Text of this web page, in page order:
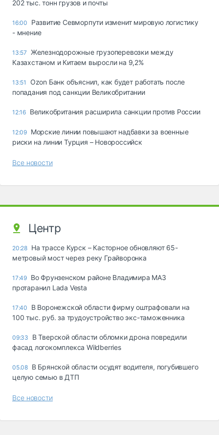
202 тыс. тонн грузов и почты
16:00
Развитие Севморпути изменит мировую логистику
- мнение
13:57
Железнодорожные грузоперевозки между
Казахстаном и Китаем выросли на 9,2%
13:51
Ozon Банк объяснил, как будет работать после
попадания под санкции Великобритании
12:16 Великобритания расширила санкции против России
12:09 Морские линии повышают надбавки за военные
риски на линии Турция – Новороссийск
Все новости
Центр
20:28 На трассе Курск – Касторное обновляют 65-
метровый мост через реку Грайворонка
17:49 Во Фрунзенском районе Владимира МАЗ
протаранил Lada Vesta
17:40
В Воронежской области фирму оштрафовали на
100 тыс. руб. за трудоустройство экс-таможенника
09:33
В Тверской области обломки дрона повредили
фасад логокомплекса Wildberries
05.08 В Брянской области осудят водителя, погубившего
целую семью в ДТП
Все новости